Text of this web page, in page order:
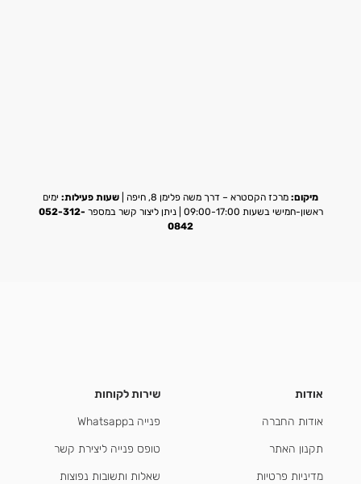
מיקום: מרכז הקסטרא – דרך משה פלימן 8, חיפה | שעות פעילות: ימים
ראשון-חמישי בשעות 09:00-17:00 | ניתן ליצור קשר במספר
052-312-
0842
אודות
אודות החברה
תקנון האתר
מדיניות פרטיות
שירות לקוחות
פנייה בWhatsapp
טופס פנייה ליצירת קשר
שאלות ותשובות נפוצות